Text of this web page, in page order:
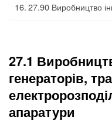
27.90 Виробництво
27.1
генераторів,
апаратури